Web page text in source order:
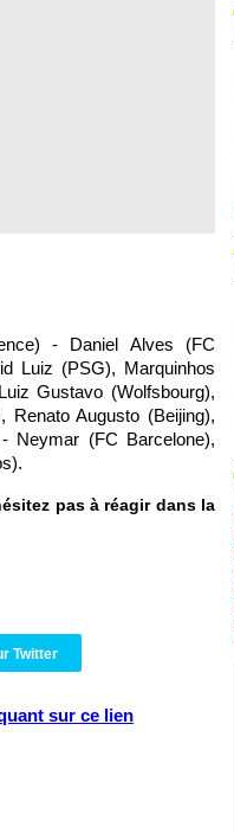
- Daniel Alves (FC
Luiz (PSG), Marquinhos
Gustavo (Wolfsbourg),
Renato Augusto (Beijing),
Neymar (FC Barcelone),
pas à réagir dans la
Twitter
sur ce lien